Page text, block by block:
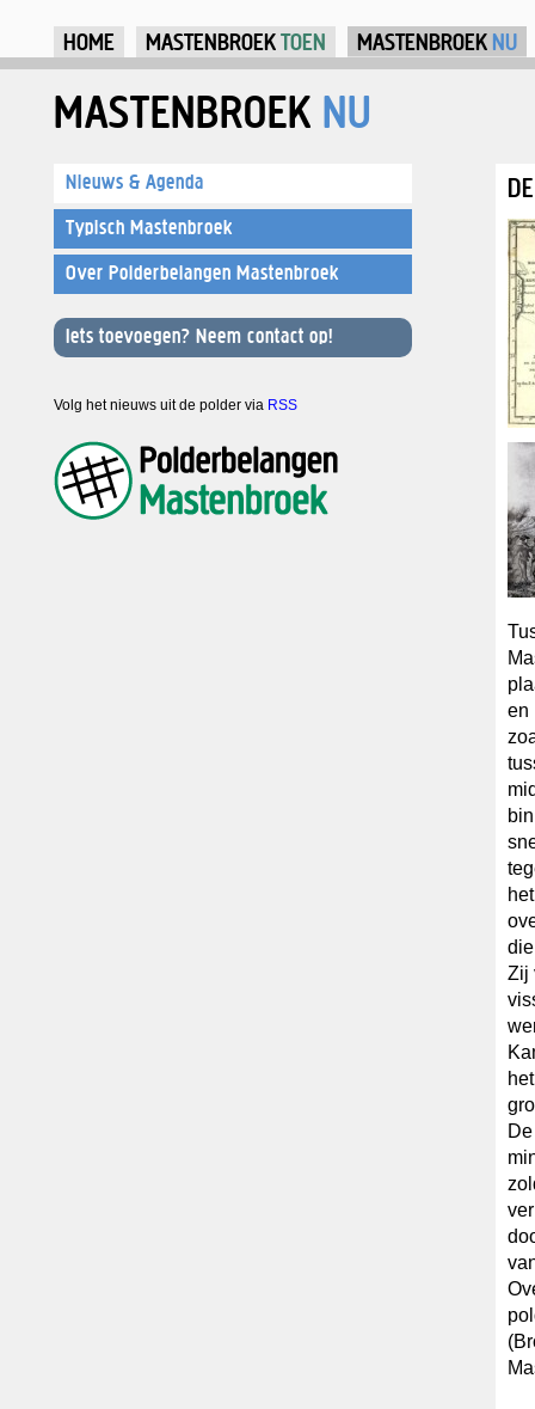
HOME MASTENBROEKTOEN MASTENBROEK NU
MASTENBROEK NU
en
Zij
Nieuws & Agenda
Typisch Mastenbroek
Over Polderbelangen Mastenbroek
Iets toevoegen? Neem contact op!
Volg het nieuws uit de polder via RSS